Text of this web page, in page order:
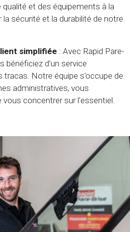
et des équipements à la
sécurité et la durabilité de notre
simplifiée : Avec Rapid Pare-
bénéficiez d'un service
tracas. Notre équipe s'occupe de
administratives, vous
vous concentrer sur l'essentiel.